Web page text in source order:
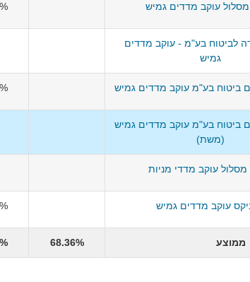
עוקב מדדים גמיש
לביטוח בע"מ - עוקב מדדים
גמיש
ביטוח בע"מ עוקב מדדים גמיש
ביטוח בע"מ עוקב מדדים גמיש
(משת)
עוקב מדדי מניות
עוקב מדדים גמיש
ממוצע 68.36%